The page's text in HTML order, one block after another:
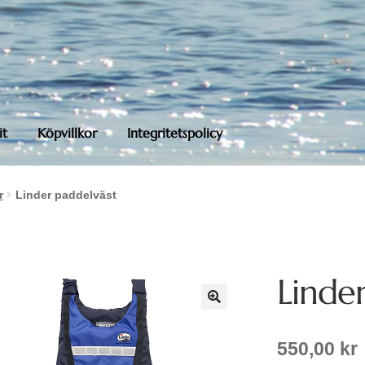
Köpvillkor Integritetspolicy
Linder paddelväst
550,00 kr